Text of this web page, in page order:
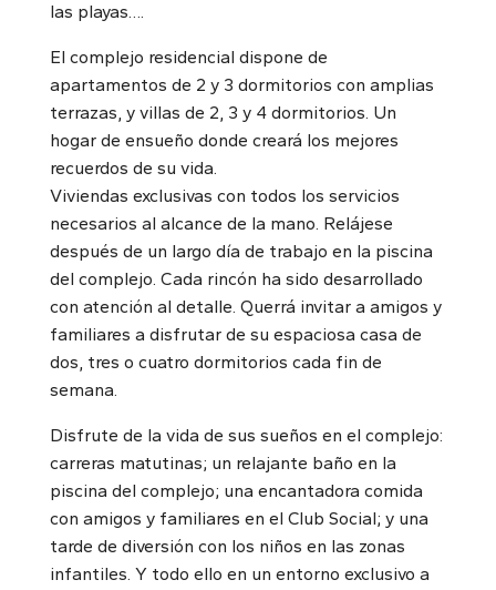
las playas….
El complejo residencial dispone de
apartamentos de 2 y 3 dormitorios con amplias
terrazas, y villas de 2, 3 y 4 dormitorios. Un
hogar de ensueño donde creará los mejores
recuerdos de su vida.
Viviendas exclusivas con todos los servicios
necesarios al alcance de la mano. Relájese
después de un largo día de trabajo en la piscina
del complejo. Cada rincón ha sido desarrollado
con atención al detalle. Querrá invitar a amigos y
familiares a disfrutar de su espaciosa casa de
dos, tres o cuatro dormitorios cada fin de
semana.
Disfrute de la vida de sus sueños en el complejo:
carreras matutinas; un relajante baño en la
piscina del complejo; una encantadora comida
con amigos y familiares en el Club Social; y una
tarde de diversión con los niños en las zonas
infantiles. Y todo ello en un entorno exclusivo a